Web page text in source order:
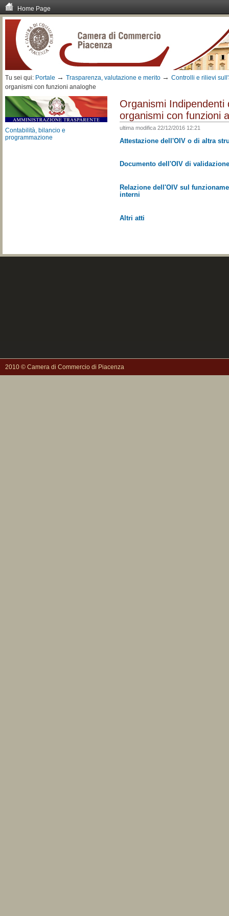
Home Page
contenuti.
Spostati
navigazione
Tu sei qui: Portale → Trasparenza, valutazione e merito → Controlli e rilievi
organismi con funzioni analoghe
Contabilità, bilancio e
programmazione
Organismi
organismi con funzioni
ultima modifica 22/12/2016 12:21
Attestazione dell'OIV o di altra
Documento dell'OIV di
Relazione dell'OIV sul
interni
Altri atti
2010 © Camera di Commercio di Piacenza